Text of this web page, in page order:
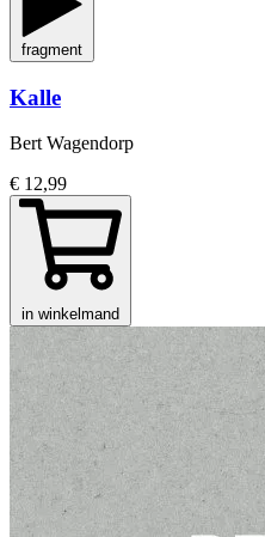
fragment
Kalle
Bert Wagendorp
€ 12,99
in winkelmand